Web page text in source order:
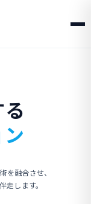
を融合させ、
します。